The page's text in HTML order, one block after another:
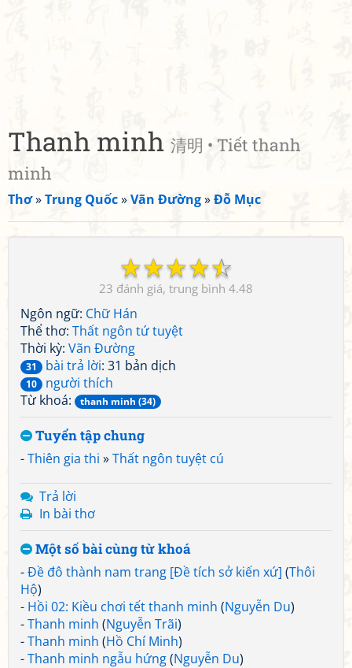
Thanh minh 清明 • Tiết thanh
minh
Thơ»Trung Quốc»Vãn Đường»Đỗ Mục
☆
☆
☆
☆
☆
23 4.48
Ngôn ngữ: Chữ Hán
Thể thơ: Thất ngôn tứ tuyệt
Thời kỳ: Vãn Đường
31 bài trả lời: 31 bản dịch
10
người thích
Từ khoá:
thanh minh (34)
Tuyển tập chung
-Thiên gia thi »Thất ngôn tuyệt cú
Trả lời
In bài thơ
Một số bài cùng từ khoá
-Đề đô thành nam trang [Đề tích sở kiến xứ] (Thôi
Hộ)
- Hồi 02: Kiều chơi tết thanh minh (Nguyễn Du)
-Thanh minh (Nguyễn Trãi)
-Thanh minh (Hồ Chí Minh)
-Thanh minh ngẫu hứng(Nguyễn Du)